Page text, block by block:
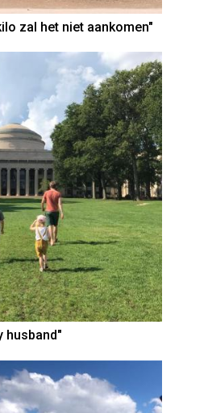
zal het niet aankomen"
husband"